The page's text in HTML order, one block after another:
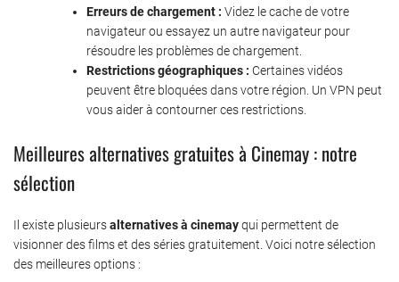
Erreurs de chargement : Videz le cache de votre
navigateur ou essayez un autre navigateur pour
résoudre les problèmes de chargement.
Restrictions géographiques : Certaines vidéos
peuvent être bloquées dans votre région. Un VPN peut
vous aider à contourner ces restrictions.
Meilleures alternatives gratuites à Cinemay : notre
sélection
Il existe plusieursalternatives à cinemayqui permettent de
visionner des films et des séries gratuitement. Voici notre sélection
des meilleures options :